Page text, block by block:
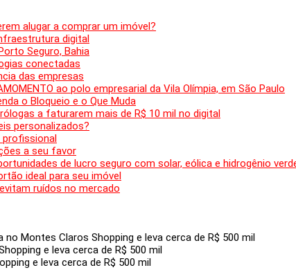
alugar a comprar um imóvel?
digital
Seguro, Bahia
conectadas
das empresas
ao polo empresarial da Vila Olímpia, em São Paulo
o Bloqueio e o Que Muda
a faturarem mais de R$ 10 mil no digital
personalizados?
a seu favor
de lucro seguro com solar, eólica e hidrogênio
ideal para seu imóvel
ruídos no mercado
Montes Claros Shopping e leva cerca de R$ 500 mil
e leva cerca de R$ 500 mil